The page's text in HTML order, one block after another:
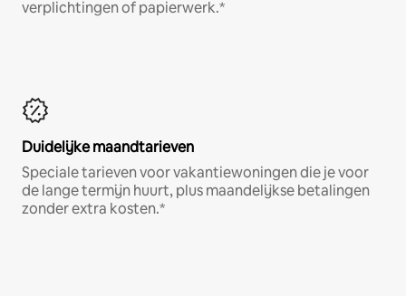
verplichtingen of papierwerk.*
Duidelijke maandtarieven
Speciale tarieven voor vakantiewoningen die je voor
de lange termijn huurt, plus maandelijkse betalingen
zonder extra kosten.*